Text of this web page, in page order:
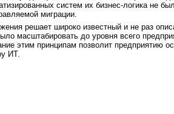
систем их бизнес-логика не
миграции.
решает широко известный и не раз
масштабировать до уровня всего
этим принципам позволит предприятию
ИТ.